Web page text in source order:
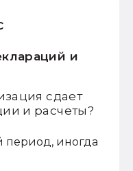
и
сдает
и расчеты?
период, иногда